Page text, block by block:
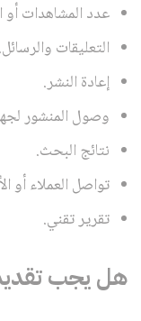
عدد المشاهدات أو
التعليقات والرسائل.
إعادة النشر.
وصول المنشور
نتائج البحث.
تواصل العملاء أو
تقرير تقني.
هل يجب